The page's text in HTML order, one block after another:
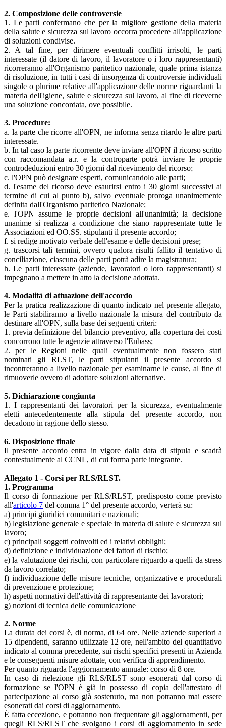
2. Composizione delle controversie
1. Le parti confermano che per la migliore gestione della materia
della salute e sicurezza sul lavoro occorra procedere all'applicazione
di soluzioni condivise.
2. A tal fine, per dirimere eventuali conflitti irrisolti, le parti
interessate (il datore di lavoro, il lavoratore o i loro rappresentanti)
ricorreranno all'Organismo paritetico nazionale, quale prima istanza
di risoluzione, in tutti i casi di insorgenza di controversie individuali
singole o plurime relative all'applicazione delle norme riguardanti la
materia dell'igiene, salute e sicurezza sul lavoro, al fine di riceverne
una soluzione concordata, ove possibile.
3. Procedure:
a. la parte che ricorre all'OPN, ne informa senza ritardo le altre parti
interessate.
b. In tal caso la parte ricorrente deve inviare all'OPN il ricorso scritto
con raccomandata a.r. e la controparte potrà inviare le proprie
controdeduzioni entro 30 giorni dal ricevimento del ricorso;
c. l'OPN può designare esperti, comunicandolo alle parti;
d. l'esame del ricorso deve esaurirsi entro i 30 giorni successivi ai
termine di cui al punto b), salvo eventuale proroga unanimemente
definita dall'Organismo paritetico Nazionale;
e. l'OPN assume le proprie decisioni all'unanimità; la decisione
unanime si realizza a condizione che siano rappresentate tutte le
Associazioni ed OO.SS. stipulanti il presente accordo;
f. si redige motivato verbale dell'esame e delle decisioni prese;
g. trascorsi tali termini, ovvero qualora risulti fallito il tentativo di
conciliazione, ciascuna delle parti potrà adire la magistratura;
h. Le parti interessate (aziende, lavoratori o loro rappresentanti) si
impegnano a mettere in atto la decisione adottata.
4. Modalità di attuazione dell'accordo
Per la pratica realizzazione di quanto indicato nel presente allegato,
le Parti stabiliranno a livello nazionale la misura del contributo da
destinare all'OPN, sulla base dei seguenti criteri:
1. previa definizione del bilancio preventivo, alla copertura dei costi
concorrono tutte le agenzie attraverso l'Enbass;
2. per le Regioni nelle quali eventualmente non fossero stati
nominati gli RLST, le parti stipulanti il presente accordo si
incontreranno a livello nazionale per esaminarne le cause, al fine di
rimuoverle ovvero di adottare soluzioni alternative.
5. Dichiarazione congiunta
1. I rappresentanti dei lavoratori per la sicurezza, eventualmente
eletti antecedentemente alla stipula del presente accordo, non
decadono in ragione dello stesso.
6. Disposizione finale
Il presente accordo entra in vigore dalla data di stipula e scadrà
contestualmente al CCNL, di cui forma parte integrante.
Allegato 1 - Corsi per RLS/RLST.
1. Programma
Il corso di formazione per RLS/RLST, predisposto come previsto
all'articolo 7 del comma 1° del presente accordo, verterà su:
a) principi giuridici comunitari e nazionali;
b) legislazione generale e speciale in materia di salute e sicurezza sul
lavoro;
c) principali soggetti coinvolti ed i relativi obblighi;
d) definizione e individuazione dei fattori di rischio;
e) la valutazione dei rischi, con particolare riguardo a quelli da stress
da lavoro correlato;
f) individuazione delle misure tecniche, organizzative e procedurali
di prevenzione e protezione;
h) aspetti normativi dell'attività di rappresentante dei lavoratori;
g) nozioni di tecnica delle comunicazione
2. Norme
La durata dei corsi è, di norma, di 64 ore. Nelle aziende superiori a
15 dipendenti, saranno utilizzate 12 ore, nell'ambito del quantitativo
indicato al comma precedente, sui rischi specifici presenti in Azienda
e le conseguenti misure adottate, con verifica di apprendimento.
Per quanto riguarda l'aggiornamento annuale: corso di 8 ore.
In caso di rielezione gli RLS/RLST sono esonerati dal corso di
formazione se l'OPN è già in possesso di copia dell'attestato di
partecipazione al corso già sostenuto, ma non potranno mai essere
esonerati dai corsi di aggiornamento.
È fatta eccezione, e potranno non frequentare gli aggiornamenti, per
quegli RLS/RLST che svolgano i corsi di aggiornamento in sede